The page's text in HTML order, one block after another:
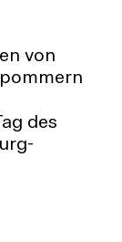
von
des